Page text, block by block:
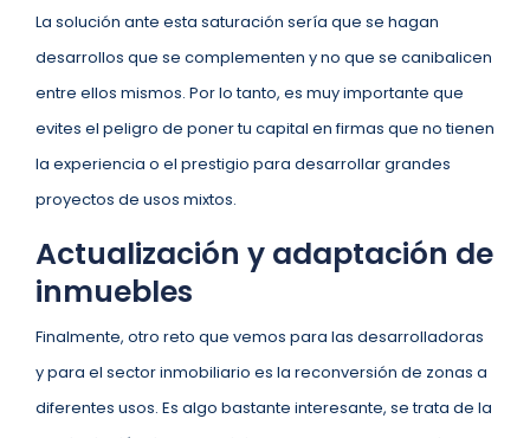
La solución ante esta saturación sería que se hagan
desarrollos que se complementen y no que se canibalicen
entre ellos mismos. Por lo tanto, es muy importante que
evites el peligro de poner tu capital en firmas que no tienen
la experiencia o el prestigio para desarrollar grandes
proyectos de usos mixtos.
Actualización y adaptación de
inmuebles
Finalmente, otro reto que vemos para las desarrolladoras
y para el sector inmobiliario es la reconversión de zonas a
diferentes usos. Es algo bastante interesante, se trata de la